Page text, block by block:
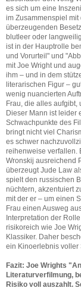
es sich um eine
im Zusammenspiel mit
überzeugenden
blutleer oder
ist in der Hauptrolle
und Vorurteil" und
mit Joe Wright und
ihm – und in dem
literarischen Figur –
wenig nuancierten
Frau, die alles aufgibt,
Dieser Mann ist leider
Schwachpunkte des
bringt nicht viel
es schwer
reihenweise verfallen.
Wronskij ausreichend
überzeugt Jude Law
spielt den russischen
nüchtern, akzentuiert
mit der er – um einen
Frau einen Ausweg
Interpretation der
risikoreich wie Joe
Klassiker. Daher
ein Kinoerlebnis voller
Fazit: Joe Wrights
Literaturverfilmung,
Risiko voll auszahlt.